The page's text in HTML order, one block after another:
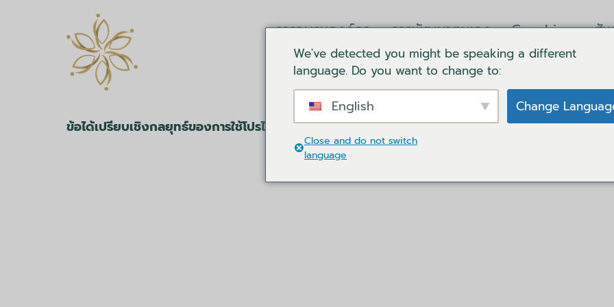
การอบรมองค์กร การพัฒนาตนเอง Coaching สั
ล็อคอิน ตะกร้าของฉัน ติดต่อเรา ภาษา
ข้อได้เปรียบเชิงกลยุทธ์ของการใช้โปรไฟล์ DISC ในการฝึกอบรมองค์กร
เพิ่มประสิทธิภาพของทีมให้สูงสุดด้วยการสร้
We've detected you might be speaking a different
language. Do you want to change to:
English Change
Close and do not switch
language